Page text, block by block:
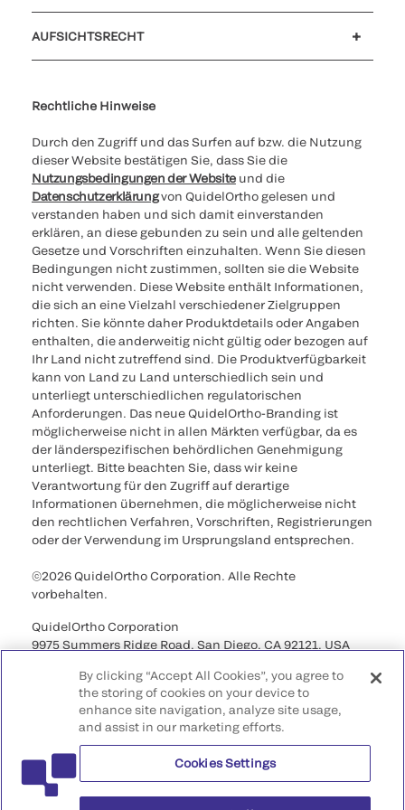
AUFSICHTSRECHT
Rechtliche Hinweise
Durch den Zugriff und das Surfen auf bzw. die Nutzung
dieser Website bestätigen Sie, dass Sie die
Nutzungsbedingungen der Websiteund die
Datenschutzerklärungvon QuidelOrtho gelesen und
verstanden haben und sich damit einverstanden
erklären, an diese gebunden zu sein und alle geltenden
Gesetze und Vorschriften einzuhalten. Wenn Sie diesen
Bedingungen nicht zustimmen, sollten sie die Website
nicht verwenden. Diese Website enthält Informationen,
die sich an eine Vielzahl verschiedener Zielgruppen
richten. Sie könnte daher Produktdetails oder Angaben
enthalten, die anderweitig nicht gültig oder bezogen auf
Ihr Land nicht zutreffend sind. Die Produktverfügbarkeit
kann von Land zu Land unterschiedlich sein und
unterliegt unterschiedlichen regulatorischen
Anforderungen. Das neue QuidelOrtho-Branding ist
möglicherweise nicht in allen Märkten verfügbar, da es
der länderspezifischen behördlichen Genehmigung
unterliegt. Bitte beachten Sie, dass wir keine
Verantwortung für den Zugriff auf derartige
Informationen übernehmen, die möglicherweise nicht
den rechtlichen Verfahren, Vorschriften, Registrierungen
oder der Verwendung im Ursprungsland entsprechen.
©2026 QuidelOrtho Corporation. Alle Rechte
vorbehalten.
QuidelOrtho Corporation
9975 Summers Ridge Road, San Diego, CA 92121, USA
By clicking “Accept All Cookies”, you agree to
the storing of cookies on your device to
enhance site navigation, analyze site usage,
and assist in our marketing efforts.
Cookies Settings